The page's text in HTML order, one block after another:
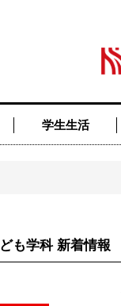
学生生活
も学科 新着情報